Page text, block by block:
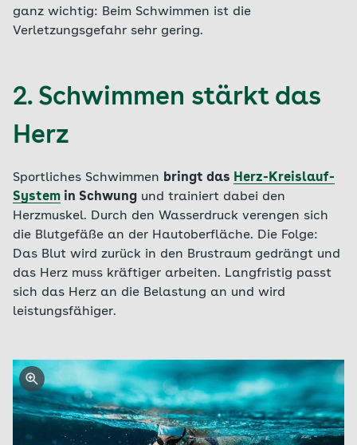
ganz wichtig: Beim Schwimmen ist die
Verletzungsgefahr sehr gering.
2. Schwimmen stärkt das
Herz
Sportliches Schwimmen bringt das Herz-Kreislauf-
System in Schwung und trainiert dabei den
Herzmuskel. Durch den Wasserdruck verengen sich
die Blutgefäße an der Hautoberfläche. Die Folge:
Das Blut wird zurück in den Brustraum gedrängt und
das Herz muss kräftiger arbeiten. Langfristig passt
sich das Herz an die Belastung an und wird
leistungsfähiger.